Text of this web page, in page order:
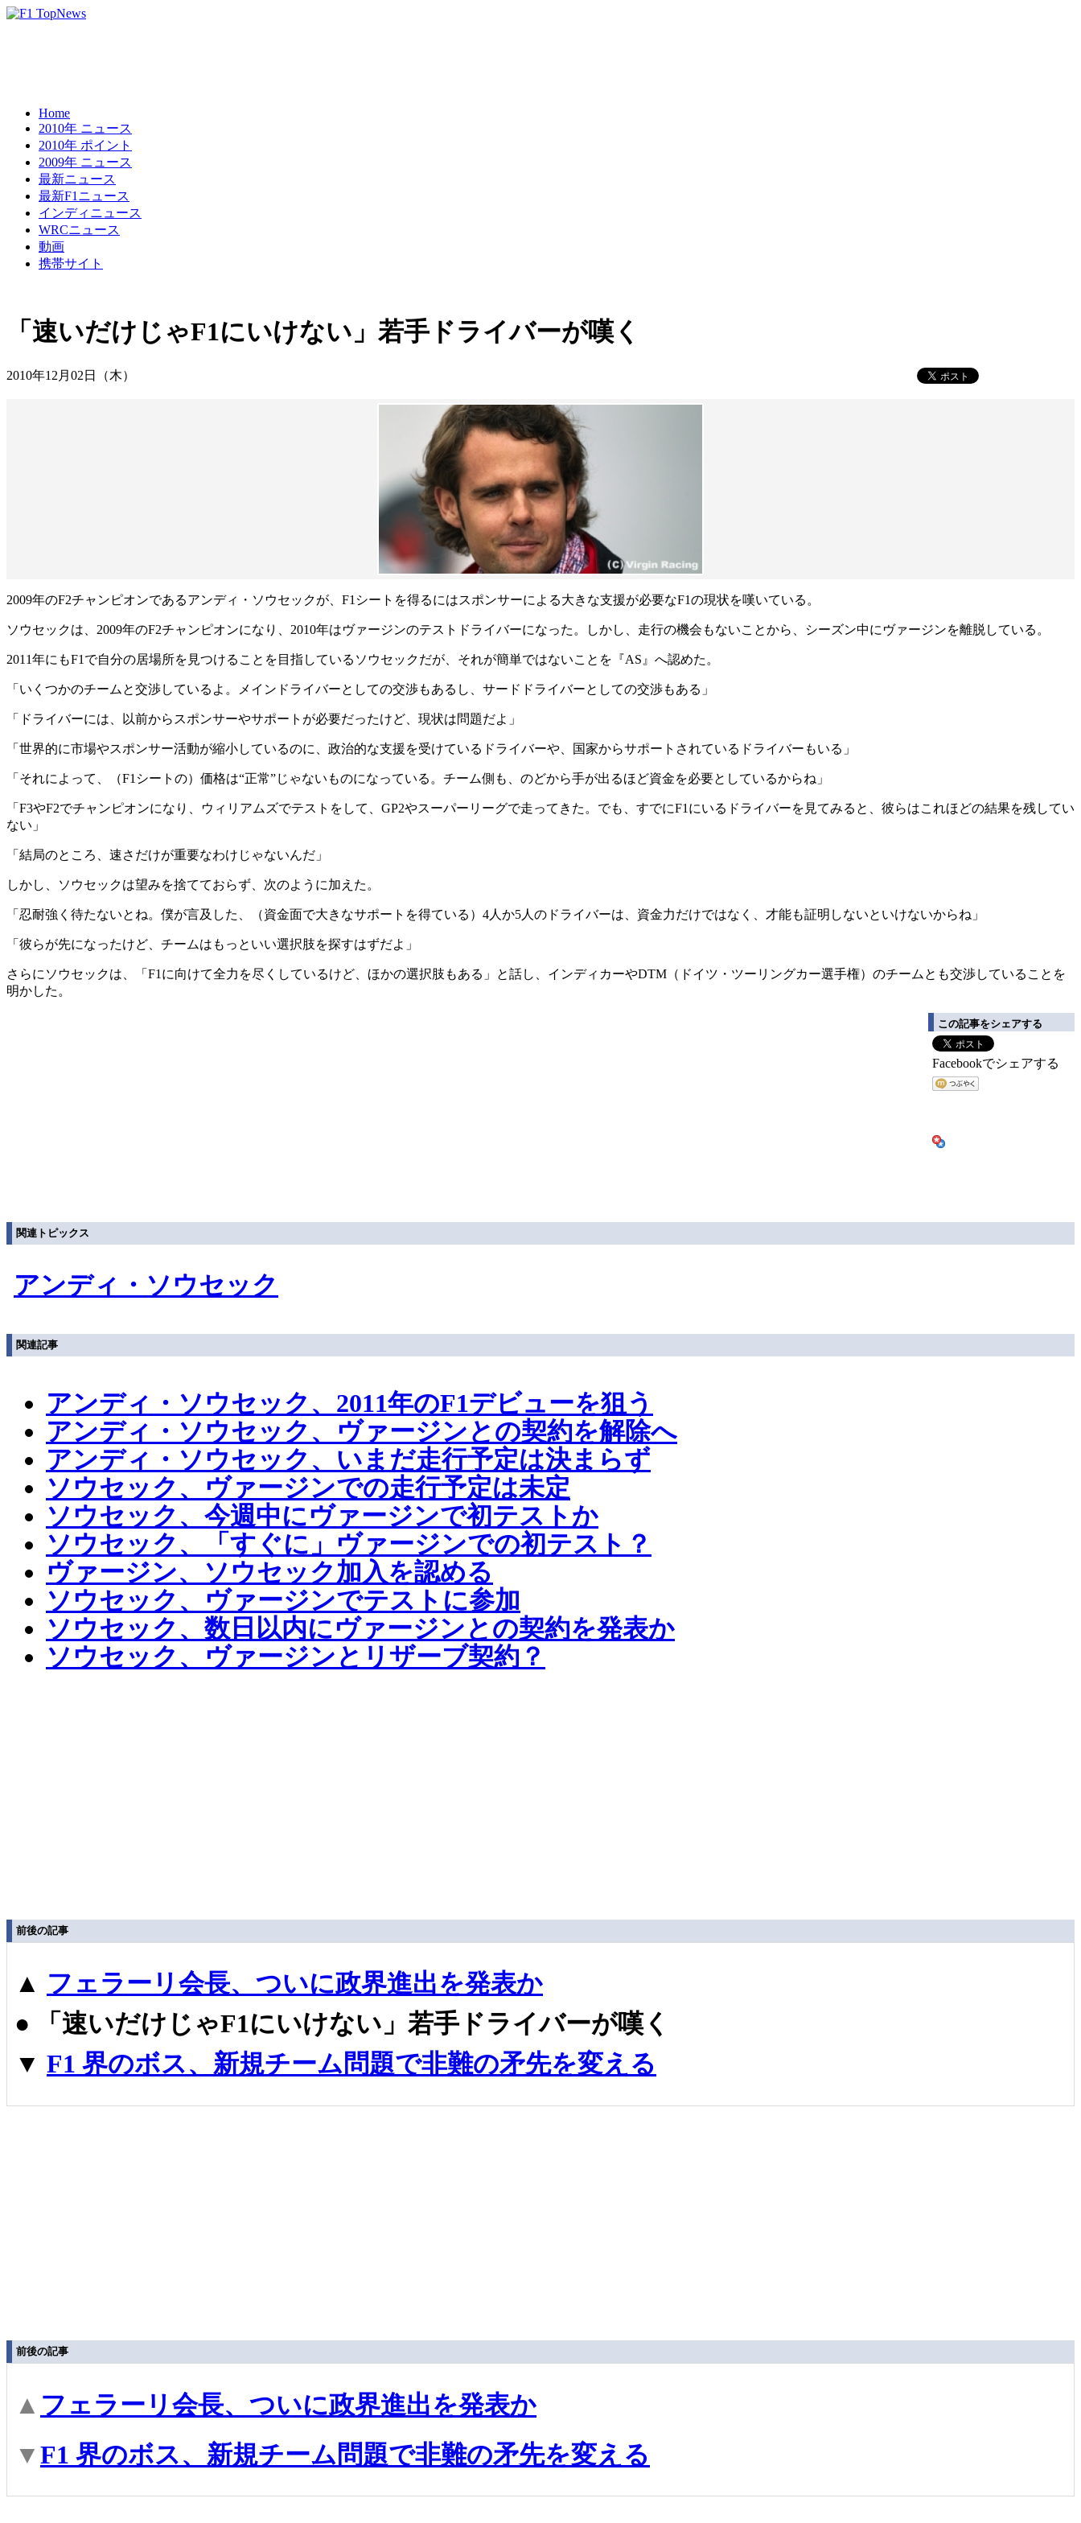
Home
2010年 ニュース
2010年 ポイント
2009年 ニュース
最新ニュース
最新F1ニュース
インディニュース
WRCニュース
動画
携帯サイト
「速いだけじゃF1にいけない」若手ドライバーが嘆く
2010年12月02日（木）
2009年のF2チャンピオンであるアンディ・ソウセックが、F1シートを得るにはスポンサーによる大きな支援が必要なF1の現状を嘆いている。
ソウセックは、2009年のF2チャンピオンになり、2010年はヴァージンのテストドライバーになった。しかし、走行の機会もないことから、シーズン中にヴァージンを離脱している。
2011年にもF1で自分の居場所を見つけることを目指しているソウセックだが、それが簡単ではないことを『AS』へ認めた。
「いくつかのチームと交渉しているよ。メインドライバーとしての交渉もあるし、サードドライバーとしての交渉もある」
「ドライバーには、以前からスポンサーやサポートが必要だったけど、現状は問題だよ」
「世界的に市場やスポンサー活動が縮小しているのに、政治的な支援を受けているドライバーや、国家からサポートされているドライバーもいる」
「それによって、（F1シートの）価格は“正常”じゃないものになっている。チーム側も、のどから手が出るほど資金を必要としているからね」
「F3やF2でチャンピオンになり、ウィリアムズでテストをして、GP2やスーパーリーグで走ってきた。でも、すでにF1にいるドライバーを見てみると、彼らはこれほどの結果を残してい
ない」
「結局のところ、速さだけが重要なわけじゃないんだ」
しかし、ソウセックは望みを捨てておらず、次のように加えた。
「忍耐強く待たないとね。僕が言及した、（資金面で大きなサポートを得ている）4人か5人のドライバーは、資金力だけではなく、才能も証明しないといけないからね」
「彼らが先になったけど、チームはもっといい選択肢を探すはずだよ」
さらにソウセックは、「F1に向けて全力を尽くしているけど、ほかの選択肢もある」と話し、インディカーやDTM（ドイツ・ツーリングカー選手権）のチームとも交渉していることを
明かした。
この記事をシェアする
Facebookでシェアする
関連トピックス
アンディ・ソウセック
関連記事
アンディ・ソウセック、2011年のF1デビューを狙う
アンディ・ソウセック、ヴァージンとの契約を解除へ
アンディ・ソウセック、いまだ走行予定は決まらず
ソウセック、ヴァージンでの走行予定は未定
ソウセック、今週中にヴァージンで初テストか
ソウセック、「すぐに」ヴァージンでの初テスト？
ヴァージン、ソウセック加入を認める
ソウセック、ヴァージンでテストに参加
ソウセック、数日以内にヴァージンとの契約を発表か
ソウセック、ヴァージンとリザーブ契約？
前後の記事
▲ フェラーリ会長、ついに政界進出を発表か
●
「速いだけじゃF1にいけない」若手ドライバーが嘆く
▼ F1 界のボス、新規チーム問題で非難の矛先を変える
前後の記事
▲ フェラーリ会長、ついに政界進出を発表か
▼F1 界のボス、新規チーム問題で非難の矛先を変える